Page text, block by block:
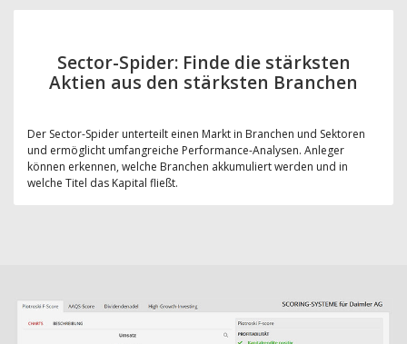
Sector-Spider: Finde die stärksten
Aktien aus den stärksten Branchen
Der Sector-Spider unterteilt einen Markt in Branchen und Sektoren
und ermöglicht umfangreiche Performance-Analysen. Anleger
können erkennen, welche Branchen akkumuliert werden und in
welche Titel das Kapital fließt.